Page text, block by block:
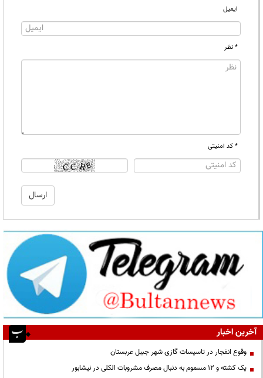
ایمیل
* نظر
* کد امنیتی
آخرین اخبار
وقوع انفجار در تاسیسات گازی شهر جبیل عربستان
یک کشته و ۱۲ مسموم به دنبال مصرف مشروبات الکلی در نیشابور